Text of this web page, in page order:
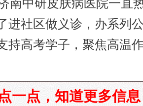
南中研皮肤病医院一直
进社区做义诊，办系列
持高考学子，聚焦高温
疗指南
一点，知道更多信息